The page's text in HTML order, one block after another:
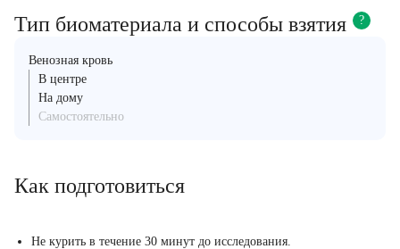
Тип биоматериала и способы взятия ?
Венозная кровь
В центре
На дому
Самостоятельно
Как подготовиться
Не курить в течение 30 минут до исследования.